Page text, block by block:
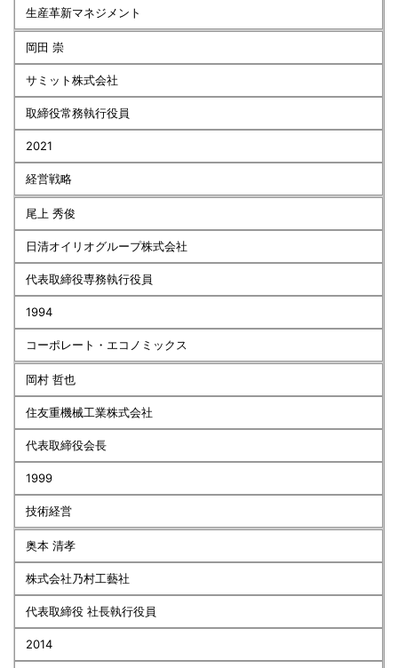
生産革新マネジメント
岡田 崇
サミット株式会社
取締役常務執行役員
2021
経営戦略
尾上 秀俊
日清オイリオグループ株式会社
代表取締役専務執行役員
1994
コーポレート・エコノミックス
岡村 哲也
住友重機械工業株式会社
代表取締役会長
1999
技術経営
奥本 清孝
株式会社乃村工藝社
代表取締役 社長執行役員
2014